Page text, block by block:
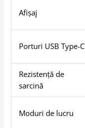
Afișaj
Porturi USB Type-C
Rezistență de
sarcină
Moduri de lucru